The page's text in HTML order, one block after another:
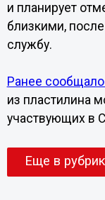
и планирует
близкими,
службу.
Ранее
из пластилина
участвующих в
Еще в